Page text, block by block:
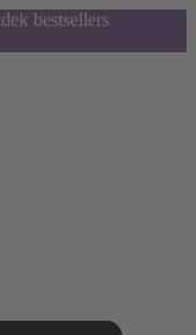
bestsellers